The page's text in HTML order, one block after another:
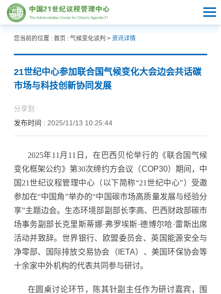
您当前的位置 : 首页 : 气候变化谈判 > 资讯详情
21世纪中心参加联合国气候变化大会边会共话碳
市场与科技创新协同发展
分享到 :
发布时间 : 2025/11/13 10:25:44
2025年11月11日，在巴西贝伦举行的《联合国气候
变化框架公约》第30次缔约方会议 （COP30） 期间，中
国21世纪议程管理中心（以下简称“21世纪中心”）受邀
参加在“中国角”举办的“中国碳市场高质量发展与经验分
享”主题边会。生态环境部副部长李高、巴西财政部碳市
场事务副部长克里斯蒂娜·弗罗埃斯·德博尔哈·雷斯出席
活动并致辞。世界银行、欧盟委员会、英国能源安全与
净零部、国际排放交易协会 （IETA） 、美国环保协会等
十余家中外机构的代表共同参与研讨。
在圆桌讨论环节，陈其针副主任作为研讨嘉宾，围